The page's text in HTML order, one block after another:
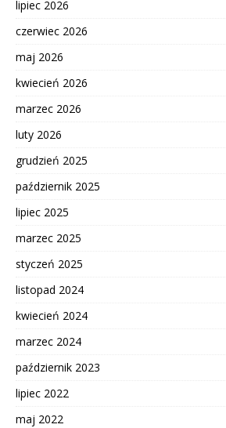
lipiec 2026
czerwiec 2026
maj 2026
kwiecień 2026
marzec 2026
luty 2026
grudzień 2025
październik 2025
lipiec 2025
marzec 2025
styczeń 2025
listopad 2024
kwiecień 2024
marzec 2024
październik 2023
lipiec 2022
maj 2022